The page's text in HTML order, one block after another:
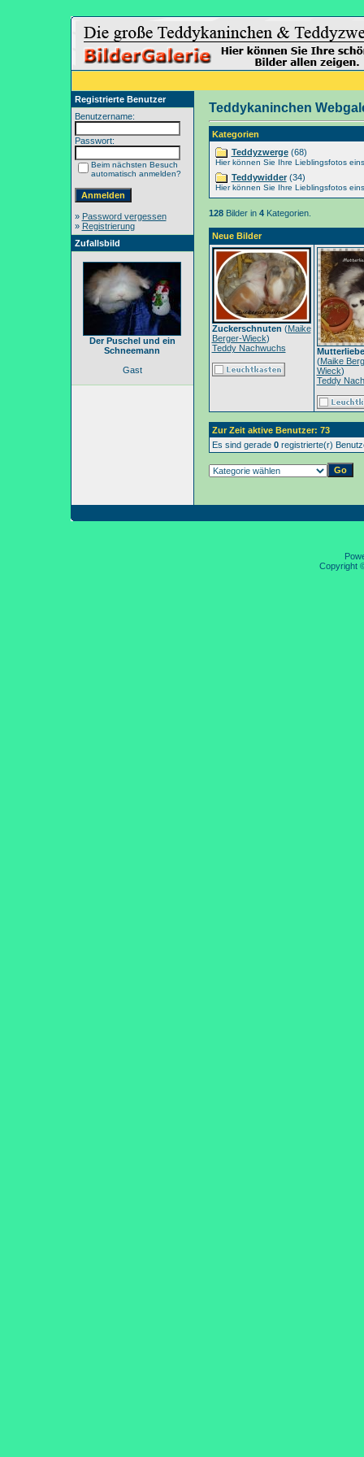
Registrierte Benutzer
Benutzername:
Passwort:
Beim nächsten Besuch
automatisch anmelden?
» Password vergessen
» Registrierung
Zufallsbild
Der Puschel und ein
Schneemann
Gast
Teddykaninchen
Kategorien
Teddyzwerge(68)
Hier können Sie Ihre Lieblingsfotos
Teddywidder(34)
Hier können Sie Ihre Lieblingsfotos
128Bilder in 4Kategorien.
Neue Bilder
Zuckerschnuten (Maike
Berger-Wieck)
Teddy Nachwuchs
Mutterliebe
(Maike
Wieck)
Teddy
Zur Zeit aktive Benutzer: 73
Es sind gerade 0registrierte(r)
Copyright